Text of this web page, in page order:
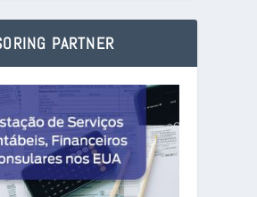
PARTNER